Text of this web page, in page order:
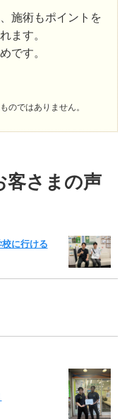
施術もポイントを
ます。
です。
のではありません。
客さまの声
に行ける